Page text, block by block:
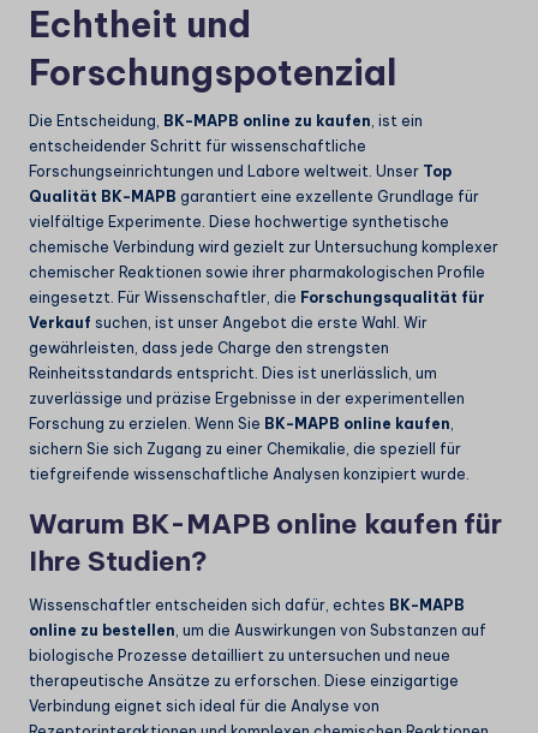
Echtheit und
Forschungspotenzial
Die Entscheidung, BK-MAPB online zu kaufen, ist ein
entscheidender Schritt für wissenschaftliche
Forschungseinrichtungen und Labore weltweit. Unser Top
Qualität BK-MAPB garantiert eine exzellente Grundlage für
vielfältige Experimente. Diese hochwertige synthetische
chemische Verbindung wird gezielt zur Untersuchung komplexer
chemischer Reaktionen sowie ihrer pharmakologischen Profile
eingesetzt. Für Wissenschaftler, die Forschungsqualität für
Verkauf suchen, ist unser Angebot die erste Wahl. Wir
gewährleisten, dass jede Charge den strengsten
Reinheitsstandards entspricht. Dies ist unerlässlich, um
zuverlässige und präzise Ergebnisse in der experimentellen
Forschung zu erzielen. Wenn Sie BK-MAPB online kaufen,
sichern Sie sich Zugang zu einer Chemikalie, die speziell für
tiefgreifende wissenschaftliche Analysen konzipiert wurde.
Warum BK-MAPB online kaufen für
Ihre Studien?
Wissenschaftler entscheiden sich dafür, echtes BK-MAPB
online zu bestellen, um die Auswirkungen von Substanzen auf
biologische Prozesse detailliert zu untersuchen und neue
therapeutische Ansätze zu erforschen. Diese einzigartige
Verbindung eignet sich ideal für die Analyse von